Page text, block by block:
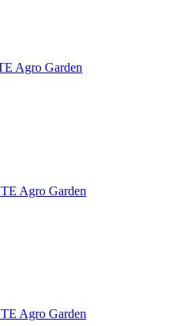
Agro Garden
Agro Garden
Agro Garden